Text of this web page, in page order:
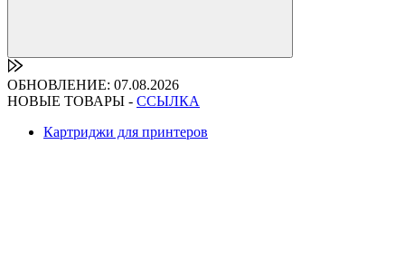
ОБНОВЛЕНИЕ: 07.08.2026
НОВЫЕ ТОВАРЫ - ССЫЛКА
Картриджи для принтеров